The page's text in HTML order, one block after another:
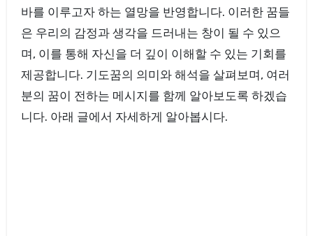
바를 이루고자 하는 열망을 반영합니다. 이러한 꿈들
은 우리의 감정과 생각을 드러내는 창이 될 수 있으
며, 이를 통해 자신을 더 깊이 이해할 수 있는 기회를
제공합니다. 기도꿈의 의미와 해석을 살펴보며, 여러
분의 꿈이 전하는 메시지를 함께 알아보도록 하겠습
니다. 아래 글에서 자세하게 알아봅시다.